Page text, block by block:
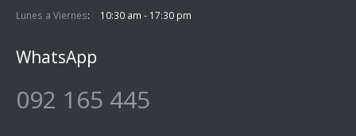
Lunes a Viernes 10:30 am - 17:30 pm
WhatsApp
092 165 445